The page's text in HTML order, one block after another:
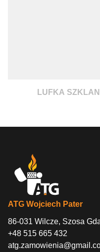
LUFKA
ATG Wojciech Pater
86-031 Wilcze, Szosa
+48 515 665 432